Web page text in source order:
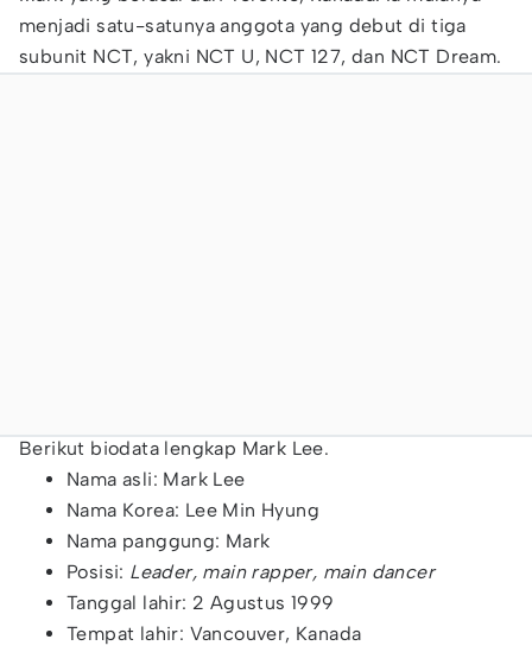
menjadi satu-satunya anggota yang debut di tiga
subunit NCT, yakni NCT U, NCT 127, dan NCT Dream.
Berikut biodata lengkap Mark Lee.
Nama asli: Mark Lee
Nama Korea: Lee Min Hyung
Nama panggung: Mark
Posisi: Leader, main rapper, main dancer
Tanggal lahir: 2 Agustus 1999
Tempat lahir: Vancouver, Kanada